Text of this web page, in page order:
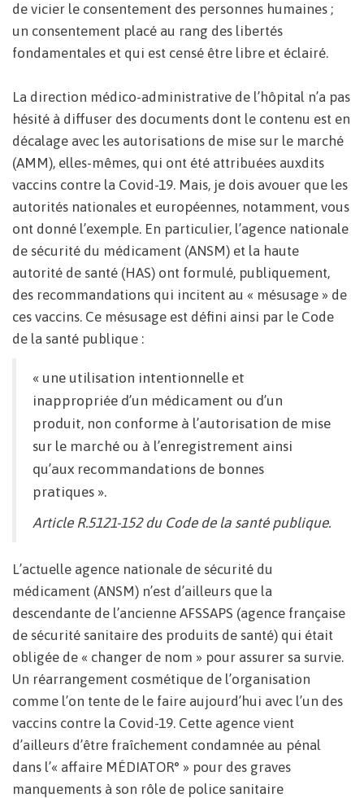
de vicier le consentement des personnes humaines ;
un consentement placé au rang des libertés
fondamentales et qui est censé être libre et éclairé.
La direction médico-administrative de l’hôpital n’a pas
hésité à diffuser des documents dont le contenu est en
décalage avec les autorisations de mise sur le marché
(AMM), elles-mêmes, qui ont été attribuées auxdits
vaccins contre la Covid-19. Mais, je dois avouer que les
autorités nationales et européennes, notamment, vous
ont donné l’exemple. En particulier, l’agence nationale
de sécurité du médicament (ANSM) et la haute
autorité de santé (HAS) ont formulé, publiquement,
des recommandations qui incitent au « mésusage » de
ces vaccins. Ce mésusage est défini ainsi par le Code
de la santé publique :
« une utilisation intentionnelle et
inappropriée d’un médicament ou d’un
produit, non conforme à l’autorisation de mise
sur le marché ou à l’enregistrement ainsi
qu’aux recommandations de bonnes
pratiques ».
Article R.5121-152 du Code de la santé publique.
L’actuelle agence nationale de sécurité du
médicament (ANSM) n’est d’ailleurs que la
descendante de l’ancienne AFSSAPS (agence française
de sécurité sanitaire des produits de santé) qui était
obligée de « changer de nom » pour assurer sa survie.
Un réarrangement cosmétique de l’organisation
comme l’on tente de le faire aujourd’hui avec l’un des
vaccins contre la Covid-19. Cette agence vient
d’ailleurs d’être fraîchement condamnée au pénal
dans l’« affaire MÉDIATOR° » pour des graves
manquements à son rôle de police sanitaire